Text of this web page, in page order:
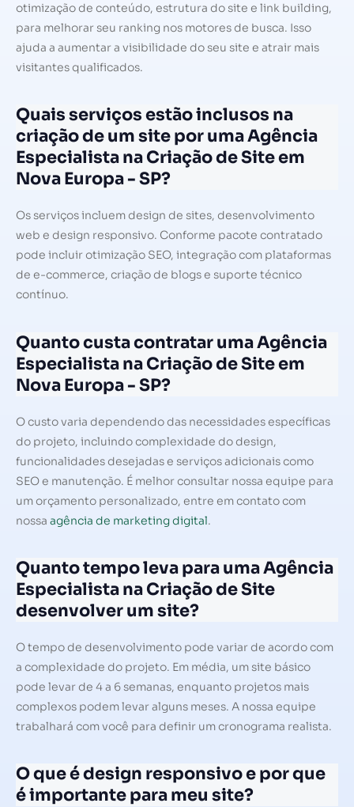
otimização de conteúdo, estrutura do site e link building,
para melhorar seu ranking nos motores de busca. Isso
ajuda a aumentar a visibilidade do seu site e atrair mais
visitantes qualificados.
Quais serviços estão inclusos na
criação de um site por uma Agência
Especialista na Criação de Site em
Nova Europa - SP?
Os serviços incluem design de sites, desenvolvimento
web e design responsivo. Conforme pacote contratado
pode incluir otimização SEO, integração com plataformas
de e-commerce, criação de blogs e suporte técnico
contínuo.
Quanto custa contratar uma Agência
Especialista na Criação de Site em
Nova Europa - SP?
O custo varia dependendo das necessidades específicas
do projeto, incluindo complexidade do design,
funcionalidades desejadas e serviços adicionais como
SEO e manutenção. É melhor consultar nossa equipe para
um orçamento personalizado, entre em contato com
nossa agência de marketing digital.
Quanto tempo leva para uma Agência
Especialista na Criação de Site
desenvolver um site?
O tempo de desenvolvimento pode variar de acordo com
a complexidade do projeto. Em média, um site básico
pode levar de 4 a 6 semanas, enquanto projetos mais
complexos podem levar alguns meses. A nossa equipe
trabalhará com você para definir um cronograma realista.
O que é design responsivo e por que
é importante para meu site?